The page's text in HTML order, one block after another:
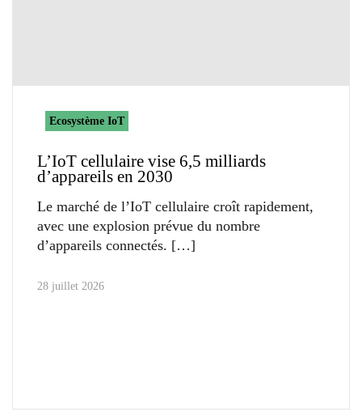
Ecosystème IoT
L’IoT cellulaire vise 6,5 milliards
d’appareils en 2030
Le marché de l’IoT cellulaire croît rapidement,
avec une explosion prévue du nombre
d’appareils connectés.
28 juillet 2026